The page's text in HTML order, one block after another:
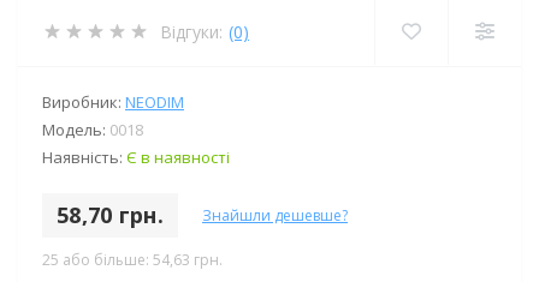
Відгуки: (0)
Виробник: NEODIM
Модель: 0018
Наявність: Є в наявності
58,70 грн. Знайшли дешевше?
25 або більше: 54,63 грн.